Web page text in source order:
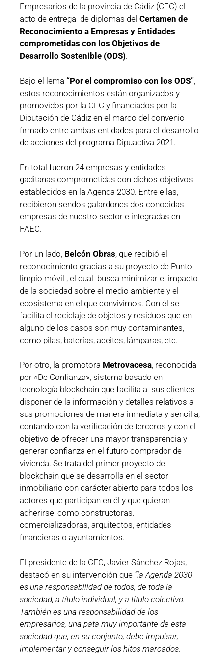
Empresarios de la provincia de Cádiz (CEC) el
acto de entrega de diplomas del Certamen de
Reconocimiento a Empresas y Entidades
comprometidas con los Objetivos de
Desarrollo Sostenible (ODS).
Bajo el lema “Por el compromiso con los ODS”,
estos reconocimientos están organizados y
promovidos por la CEC y financiados por la
Diputación de Cádiz en el marco del convenio
firmado entre ambas entidades para el desarrollo
de acciones del programa Dipuactiva 2021.
En total fueron 24 empresas y entidades
gaditanas comprometidas con dichos objetivos
establecidos en la Agenda 2030. Entre ellas,
recibieron sendos galardones dos conocidas
empresas de nuestro sector e integradas en
FAEC.
Por un lado, Belcón Obras, que recibió el
reconocimiento gracias a su proyecto de Punto
limpio móvil , el cual busca minimizar el impacto
de la sociedad sobre el medio ambiente y el
ecosistema en el que convivimos. Con él se
facilita el reciclaje de objetos y residuos que en
alguno de los casos son muy contaminantes,
como pilas, baterías, aceites, lámparas, etc.
Por otro, la promotora Metrovacesa, reconocida
por «De Confianza», sistema basado en
tecnología blockchain que facilita a sus clientes
disponer de la información y detalles relativos a
sus promociones de manera inmediata y sencilla,
contando con la verificación de terceros y con el
objetivo de ofrecer una mayor transparencia y
generar confianza en el futuro comprador de
vivienda. Se trata del primer proyecto de
blockchain que se desarrolla en el sector
inmobiliario con carácter abierto para todos los
actores que participan en él y que quieran
adherirse, como constructoras,
comercializadoras, arquitectos, entidades
financieras o ayuntamientos.
El presidente de la CEC, Javier Sánchez Rojas,
destacó en su intervención que “la Agenda 2030
es una responsabilidad de todos, de toda la
sociedad, a título individual, y a título colectivo.
También es una responsabilidad de los
empresarios, una pata muy importante de esta
sociedad que, en su conjunto, debe impulsar,
implementar y conseguir los hitos marcados.